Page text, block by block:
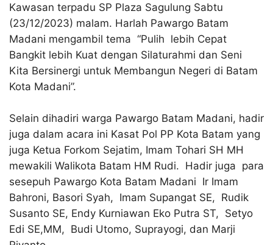
Kawasan terpadu SP Plaza Sagulung Sabtu
(23/12/2023) malam. Harlah Pawargo Batam
Madani mengambil tema “Pulih lebih Cepat
Bangkit lebih Kuat dengan Silaturahmi dan Seni
Kita Bersinergi untuk Membangun Negeri di Batam
Kota Madani”.
Selain dihadiri warga Pawargo Batam Madani, hadir
juga dalam acara ini Kasat Pol PP Kota Batam yang
juga Ketua Forkom Sejatim, Imam Tohari SH MH
mewakili Walikota Batam HM Rudi. Hadir juga para
sesepuh Pawargo Kota Batam Madani Ir Imam
Bahroni, Basori Syah, Imam Supangat SE, Rudik
Susanto SE, Endy Kurniawan Eko Putra ST, Setyo
Edi SE,MM, Budi Utomo, Suprayogi, dan Marji